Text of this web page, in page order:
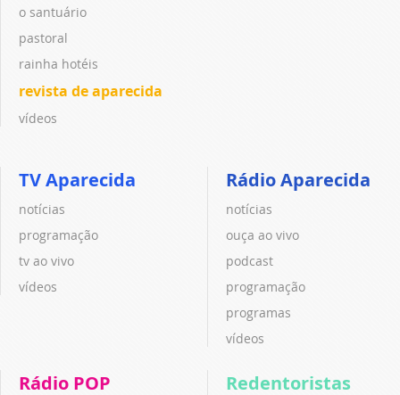
o santuário
pastoral
rainha hotéis
revista de aparecida
vídeos
TV Aparecida
notícias
programação
tv ao vivo
vídeos
Rádio Aparecida
notícias
ouça ao vivo
podcast
programação
programas
vídeos
Rádio POP Redentoristas